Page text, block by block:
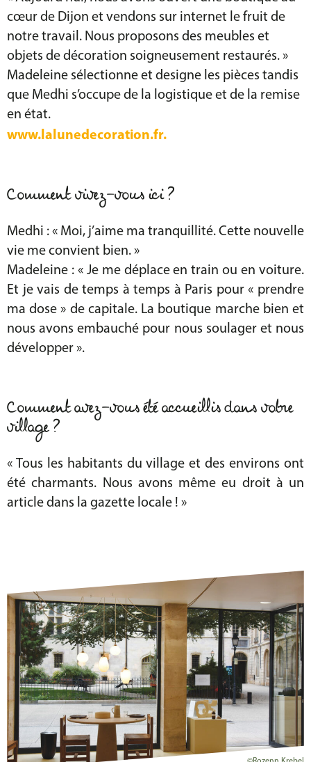
cœur de Dijon et vendons sur internet le fruit de
notre travail. Nous proposons des meubles et
objets de décoration soigneusement restaurés. »
Madeleine sélectionne et designe les pièces tandis
que Medhi s’occupe de la logistique et de la remise
en état.
www.lalunedecoration.fr.
Comment vivez-vous ici ?
Medhi : « Moi, j’aime ma tranquillité. Cette nouvelle
vie me convient bien. »
Madeleine : « Je me déplace en train ou en voiture.
Et je vais de temps à temps à Paris pour « prendre
ma dose » de capitale. La boutique marche bien et
nous avons embauché pour nous soulager et nous
développer ».
Comment avez-vous été accueillis dans votre
village ?
« Tous les habitants du village et des environs ont
été charmants. Nous avons même eu droit à un
article dans la gazette locale ! »